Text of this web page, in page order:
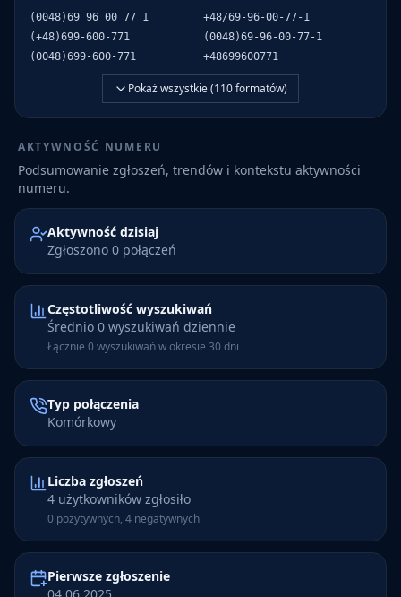
(0048)69 96 00 77 1
+48/69-96-00-77-1
(+48)699-600-771
(0048)69-96-00-77-1
(0048)699-600-771
+48699600771
Pokaż wszystkie (110formatów)
AKTYWNOŚĆ NUMERU
Podsumowanie zgłoszeń, trendów i kontekstu aktywności
numeru.
Aktywność dzisiaj
Zgłoszono 0 połączeń
Częstotliwość wyszukiwań
Średnio 0 wyszukiwań dziennie
Łącznie 0 wyszukiwań w okresie 30 dni
Typ połączenia
Komórkowy
Liczba zgłoszeń
4 użytkowników zgłosiło
0 pozytywnych, 4 negatywnych
Pierwsze zgłoszenie